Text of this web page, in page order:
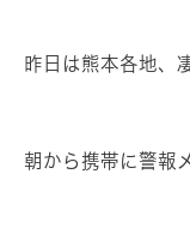
昨日は熊本各地、
朝から携帯に警報